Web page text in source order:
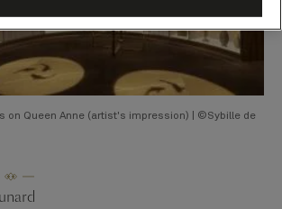
on Queen Anne (artist's impression) | ©Sybille de